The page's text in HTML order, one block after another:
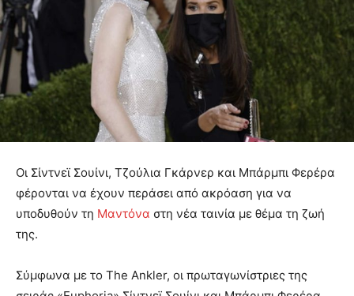
Οι Σίντνεϊ Σουίνι, Τζούλια Γκάρνερ και Μπάρμπι Φερέρα
φέρονται να έχουν περάσει από ακρόαση για να
υποδυθούν τη Μαντόνα στη νέα ταινία με θέμα τη ζωή
της.
Σύμφωνα με το The Ankler, οι πρωταγωνίστριες της